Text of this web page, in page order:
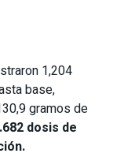
1,204
base,
gramos de
dosis de